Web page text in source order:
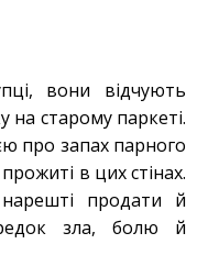
вони відчують
на старому паркеті.
про запах парного
в цих стінах.
продати й
зла, болю й